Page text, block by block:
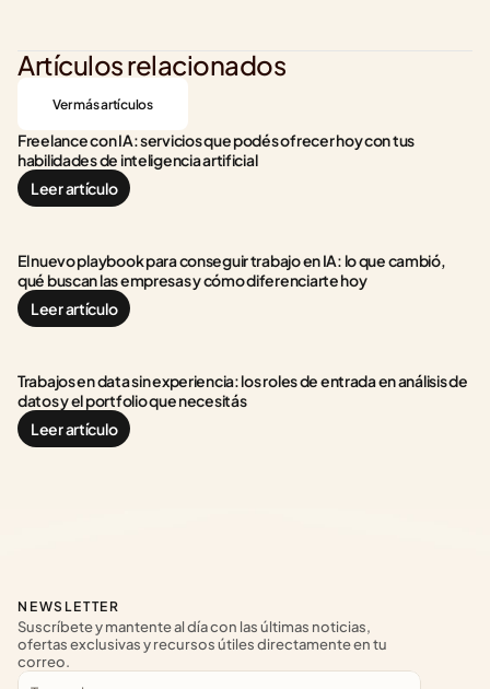
Artículos relacionados
Ver más artículos
Freelance con IA: servicios que podés ofrecer hoy con tus
habilidades de inteligencia artificial
Leer artículo
El nuevo playbook para conseguir trabajo en IA: lo que cambió,
qué buscan las empresas y cómo diferenciarte hoy
Leer artículo
Trabajos en data sin experiencia: los roles de entrada en análisis de
datos y el portfolio que necesitás
Leer artículo
NEWSLETTER
Suscríbete y mantente al día con las últimas noticias,
ofertas exclusivas y recursos útiles directamente en tu
correo.